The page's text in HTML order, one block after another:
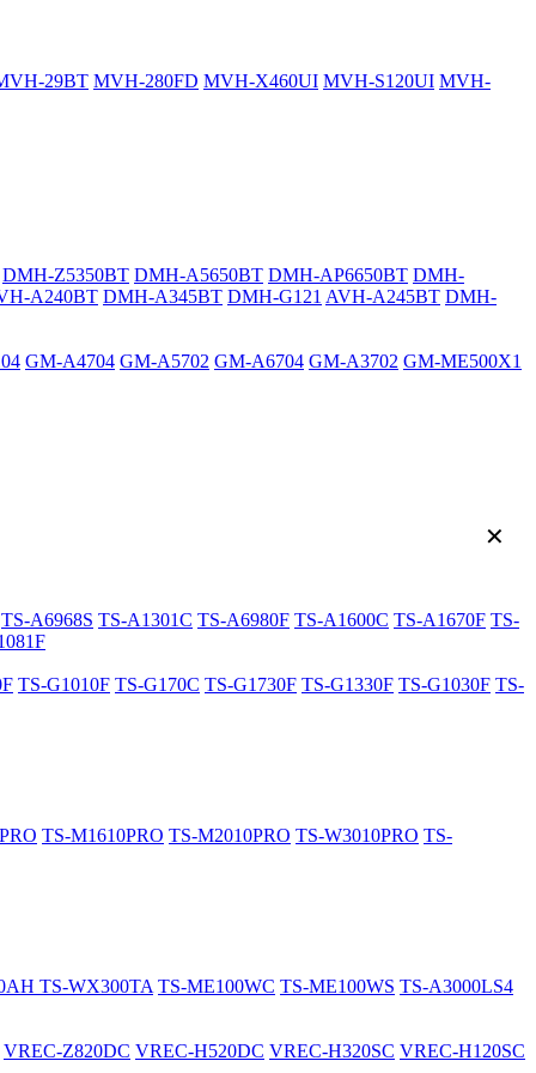
29BT MVH-280FD MVH-X460UI MVH-S120UI MVH-
DMH-Z5350BT DMH-A5650BT DMH-AP6650BT DMH-
A240BT DMH-A345BT DMH-G121 AVH-A245BT DMH-
GM-A4704 GM-A5702 GM-A6704 GM-A3702 GM-ME500X1
TS-A6968S TS-A1301C TS-A6980F TS-A1600C TS-A1670F TS-
TS-G1010F TS-G170C TS-G1730F TS-G1330F TS-G1030F TS-
TS-M1610PRO TS-M2010PRO TS-W3010PRO TS-
TS-WX300TA TS-ME100WC TS-ME100WS TS-A3000LS4
VREC-Z820DC VREC-H520DC VREC-H320SC VREC-H120SC
✕